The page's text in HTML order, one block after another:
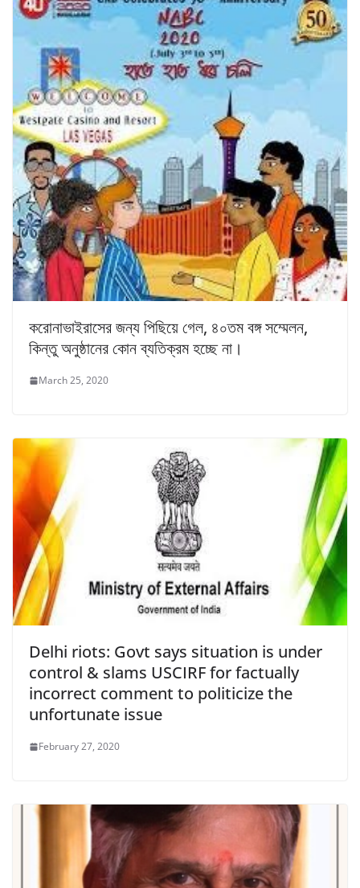
করোনাভাইরাসের জন্য পিছিয়ে গেল, ৪০তম বঙ্গ সম্মেলন,
কিন্তু অনুষ্ঠানের কোন ব্যতিক্রম হচ্ছে না।
March 25, 2020
Delhi riots: Govt says situation is under
control & slams USCIRF for factually
incorrect comment to politicize the
unfortunate issue
February 27, 2020